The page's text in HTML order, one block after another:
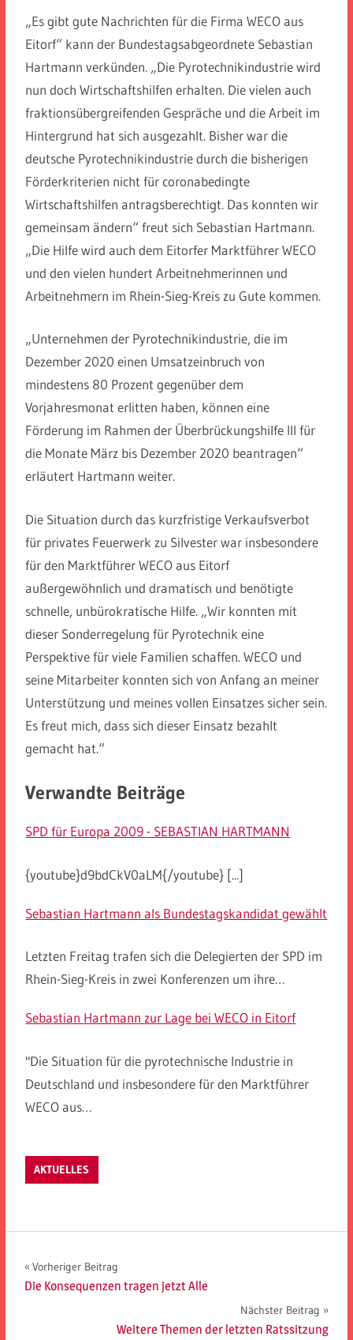
„Es gibt gute Nachrichten für die Firma WECO aus
Eitorf“ kann der Bundestagsabgeordnete Sebastian
Hartmann verkünden. „Die Pyrotechnikindustrie wird
nun doch Wirtschaftshilfen erhalten. Die vielen auch
fraktionsübergreifenden Gespräche und die Arbeit im
Hintergrund hat sich ausgezahlt. Bisher war die
deutsche Pyrotechnikindustrie durch die bisherigen
Förderkriterien nicht für coronabedingte
Wirtschaftshilfen antragsberechtigt. Das konnten wir
gemeinsam ändern“ freut sich Sebastian Hartmann.
„Die Hilfe wird auch dem Eitorfer Marktführer WECO
und den vielen hundert Arbeitnehmerinnen und
Arbeitnehmern im Rhein-Sieg-Kreis zu Gute kommen.
„Unternehmen der Pyrotechnikindustrie, die im
Dezember 2020 einen Umsatzeinbruch von
mindestens 80 Prozent gegenüber dem
Vorjahresmonat erlitten haben, können eine
Förderung im Rahmen der Überbrückungshilfe III für
die Monate März bis Dezember 2020 beantragen“
erläutert Hartmann weiter.
Die Situation durch das kurzfristige Verkaufsverbot
für privates Feuerwerk zu Silvester war insbesondere
für den Marktführer WECO aus Eitorf
außergewöhnlich und dramatisch und benötigte
schnelle, unbürokratische Hilfe. „Wir konnten mit
dieser Sonderregelung für Pyrotechnik eine
Perspektive für viele Familien schaffen. WECO und
seine Mitarbeiter konnten sich von Anfang an meiner
Unterstützung und meines vollen Einsatzes sicher sein.
Es freut mich, dass sich dieser Einsatz bezahlt
gemacht hat.“
Verwandte Beiträge
SPD für Europa 2009 - SEBASTIAN HARTMANN
{youtube}d9bdCkV0aLM{/youtube} [...]
Sebastian Hartmann als Bundestagskandidat gewählt
Letzten Freitag trafen sich die Delegierten der SPD im
Rhein-Sieg-Kreis in zwei Konferenzen um ihre…
Sebastian Hartmann zur Lage bei WECO in Eitorf
"Die Situation für die pyrotechnische Industrie in
Deutschland und insbesondere für den Marktführer
WECO aus…
AKTUELLES
Beitragsnavigation
Vorheriger Beitrag
Die Konsequenzen tragen jetzt Alle
Nächster Beitrag
Weitere Themen der letzten Ratssitzung